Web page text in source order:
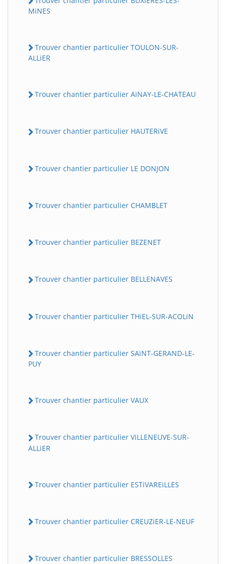
MiNES
Trouver chantier particulier TOULON-SUR-
ALLiER
Trouver chantier particulier AiNAY-LE-CHATEAU
Trouver chantier particulier HAUTERiVE
Trouver chantier particulier LE DONJON
Trouver chantier particulier CHAMBLET
Trouver chantier particulier BEZENET
Trouver chantier particulier BELLENAVES
Trouver chantier particulier THiEL-SUR-ACOLiN
Trouver chantier particulier SAiNT-GERAND-LE-
PUY
Trouver chantier particulier VAUX
Trouver chantier particulier ViLLENEUVE-SUR-
ALLiER
Trouver chantier particulier ESTiVAREiLLES
Trouver chantier particulier CREUZiER-LE-NEUF
Trouver chantier particulier BRESSOLLES